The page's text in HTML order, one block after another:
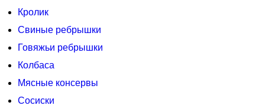
Кролик
Свиные ребрышки
Говяжьи ребрышки
Колбаса
Мясные консервы
Сосиски